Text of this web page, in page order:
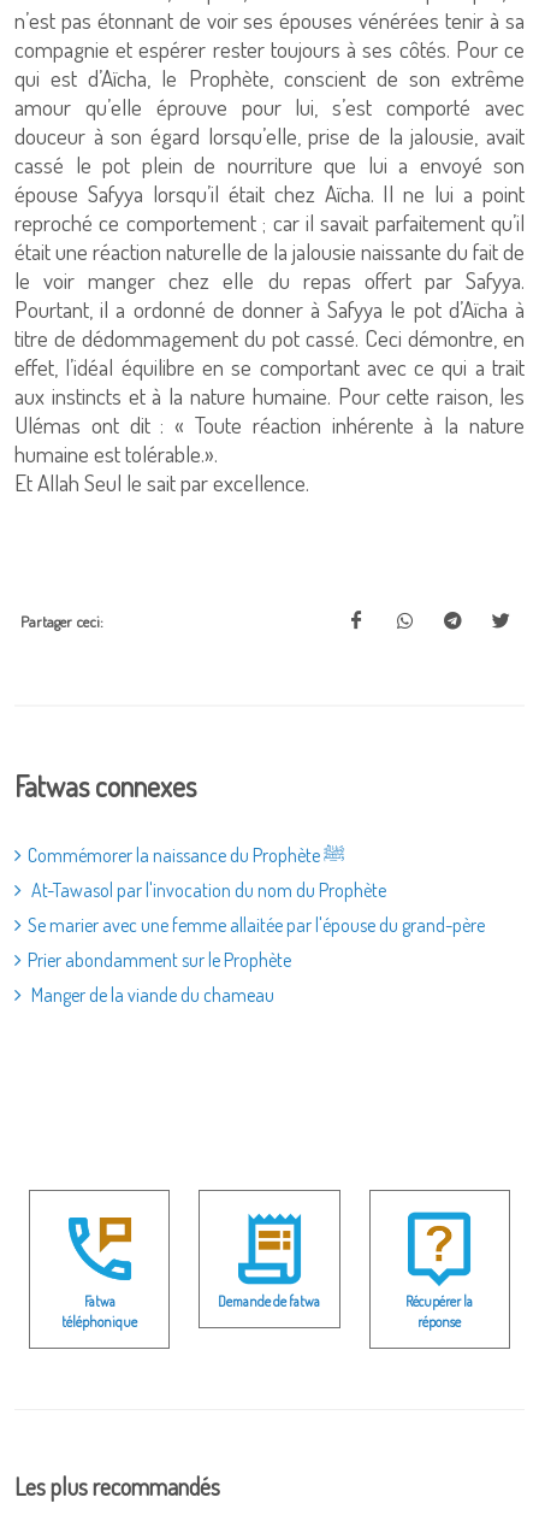
n’est pas étonnant de voir ses épouses vénérées tenir à sa
compagnie et espérer rester toujours à ses côtés. Pour ce
qui est d’Aïcha, le Prophète, conscient de son extrême
amour qu’elle éprouve pour lui, s’est comporté avec
douceur à son égard lorsqu’elle, prise de la jalousie, avait
cassé le pot plein de nourriture que lui a envoyé son
épouse Safyya lorsqu’il était chez Aïcha. Il ne lui a point
reproché ce comportement ; car il savait parfaitement qu’il
était une réaction naturelle de la jalousie naissante du fait de
le voir manger chez elle du repas offert par Safyya.
Pourtant, il a ordonné de donner à Safyya le pot d’Aïcha à
titre de dédommagement du pot cassé. Ceci démontre, en
effet, l’idéal équilibre en se comportant avec ce qui a trait
aux instincts et à la nature humaine. Pour cette raison, les
Ulémas ont dit : « Toute réaction inhérente à la nature
humaine est tolérable.».
Et Allah Seul le sait par excellence.
Partager ceci:
Fatwas connexes
Commémorer la naissance du Prophète ﷺ
At-Tawasol par l'invocation du nom du Prophète
Se marier avec une femme allaitée par l'épouse du grand-père
Prier abondamment sur le Prophète
Manger de la viande du chameau
Fatwa
téléphonique
Demande de fatwa
Récupérer la
réponse
Les plus recommandés